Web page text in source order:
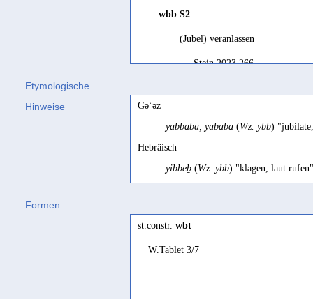
wbb S2
(Jubel) veranlassen
Stein 2023 266
wbt
Etymologische
Hinweise
Gəʿəz
yabbaba, yababa (Wz. ybb)
Hebräisch
yibbeḇ (Wz. ybb) "klagen, laut
yūbābā
Formen
st.constr. wbt
W.Tablet 3/7